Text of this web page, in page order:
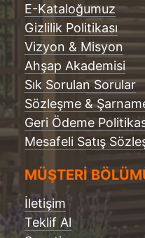
E-Kataloğumuz
Gizlilik Politikası
Vizyon & Misyon
Ahşap Akademisi
Sık Sorulan Sorular
Sözleşme &
Geri Ödeme
Mesafeli Satış
MÜŞTERİ
İletişim
Teklif Al